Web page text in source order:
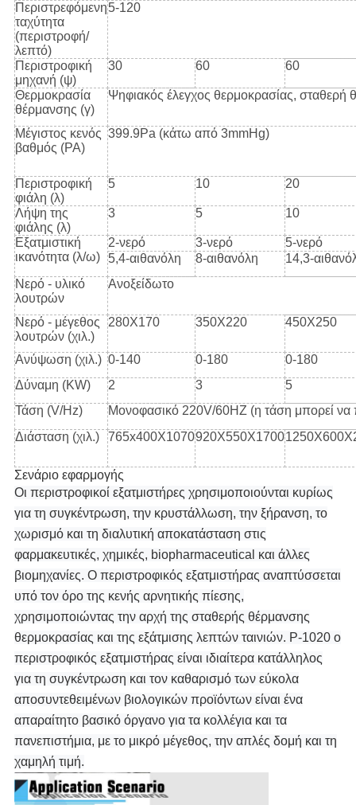
Περιστρεφόμενη
ταχύτητα
(περιστροφή/
λεπτό)
5-120
Περιστροφική
μηχανή (ψ)
30 60 60
Θερμοκρασία
θέρμανσης (γ)
Ψηφιακός έλεγχος θερμοκρασίας, σταθερή
Μέγιστος κενός
βαθμός (PA)
399.9Pa (κάτω από 3mmHg)
Περιστροφική
φιάλη (λ)
5 10 20
Λήψη της
φιάλης (λ)
3 5 10
Εξατμιστική
ικανότητα (λ/ω)
2-νερό 3-νερό
5-νερό
5,4-αιθανόλη
8-αιθανόλη
14,3-
Νερό - υλικό
λουτρών
Ανοξείδωτο
Νερό - μέγεθος
λουτρών (χιλ.)
280X170 350X220 450X250
Ανύψωση (χιλ.) 0-140 0-180
0-180
Δύναμη (KW)
2 3
5
Τάση (V/Hz)
Μονοφασικό 220V/60HZ (η τάση μπορεί να
Διάσταση (χιλ.)
765x400X1070920X550X1700
Σενάριο εφαρμογής
Οι περιστροφικοί εξατμιστήρες χρησιμοποιούνται κυρίως
για τη συγκέντρωση, την κρυστάλλωση, την ξήρανση, το
χωρισμό και τη διαλυτική αποκατάσταση στις
φαρμακευτικές, χημικές, biopharmaceutical και άλλες
βιομηχανίες. Ο περιστροφικός εξατμιστήρας αναπτύσσεται
υπό τον όρο της κενής αρνητικής πίεσης,
χρησιμοποιώντας την αρχή της σταθερής θέρμανσης
θερμοκρασίας και της εξάτμισης λεπτών ταινιών. Ρ-1020 ο
περιστροφικός εξατμιστήρας είναι ιδιαίτερα κατάλληλος
για τη συγκέντρωση και τον καθαρισμό των εύκολα
αποσυντεθειμένων βιολογικών προϊόντων είναι ένα
απαραίτητο βασικό όργανο για τα κολλέγια και τα
πανεπιστήμια, με το μικρό μέγεθος, την απλές δομή και τη
χαμηλή τιμή.